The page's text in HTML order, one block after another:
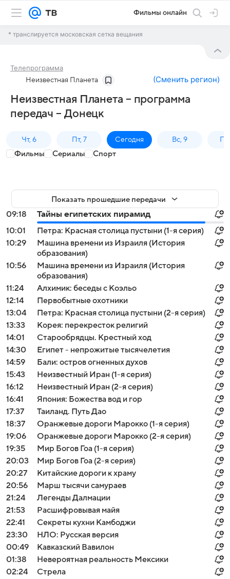
Фильмы онлайн
* транслируется московская сетка вещания
Телепрограмма
Неизвестная Планета (Сменить регион)
Неизвестная Планета – программа
передач – Донецк
Чт, 6 Пт, 7 Сегодня Вс, 9
Фильмы Сериалы Спорт
Показать прошедшие передачи
09:18
Тайны египетских пирамид
10:01
Петра: Красная столица пустыни (1-я серия)
10:29
Машина времени из Израиля (История
образования)
10:56
Машина времени из Израиля (История
образования)
11:24
Алхимик: беседы с Коэльо
12:14
Первобытные охотники
13:04
Петра: Красная столица пустыни (2-я серия)
13:33
Корея: перекресток религий
14:01
Старообрядцы. Крестный ход
14:30
Египет - непрожитые тысячелетия
14:59
Бали: остров огненных духов
15:43
Неизвестный Иран (1-я серия)
16:12
Неизвестный Иран (2-я серия)
16:41
Япония: Божества вод и гор
17:37
Таиланд. Путь Дао
18:37
Оранжевые дороги Марокко (1-я серия)
19:06
Оранжевые дороги Марокко (2-я серия)
19:35
Мир Богов Гоа (1-я серия)
20:03
Мир Богов Гоа (2-я серия)
20:27
Китайские дороги к храму
20:56
Марш тысячи самураев
21:24
Легенды Далмации
21:53
Расшифровывая майя
22:41
Секреты кухни Камбоджи
23:30
НЛО: Русская версия
00:49
Кавказский Вавилон
01:38
Невероятная реальность Мексики
02:24
Стрела